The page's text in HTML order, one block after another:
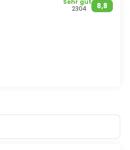
majestätische Hafen der
Hafen an der
Haltung, die das
durch die alten Viertel kann
Im hochgelegenen Stadtteil
die Luft erfüllen und
Räume geschickt, sei es an den
als eine kosmopolitische und
Bars, Terrassen und
8,8
Sehr gut
2304